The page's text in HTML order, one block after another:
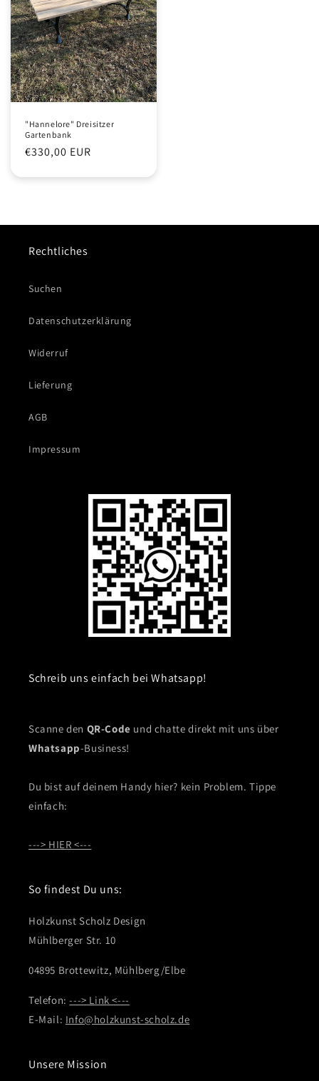
"Hannelore" Dreisitzer
Gartenbank
Normaler
€330,00 EUR
Rechtliches
Suchen
Datenschutzerklärung
Widerruf
Lieferung
AGB
Impressum
Schreib uns einfach bei Whatsapp!
Scanne den QR-Code und chatte direkt mit uns über
Whatsapp-Business!
Du bist auf deinem Handy hier? kein Problem. Tippe
einfach:
---> HIER <---
So findest Du uns:
Holzkunst Scholz Design
Mühlberger Str. 10
04895 Brottewitz, Mühlberg/Elbe
Telefon:---> Link <---
E-Mail: Info@holzkunst-scholz.de
Unsere Mission